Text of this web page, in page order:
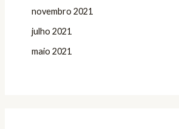
novembro 2021
julho 2021
maio 2021